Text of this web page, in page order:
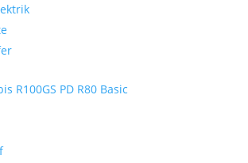
R100GS PD R80 Basic